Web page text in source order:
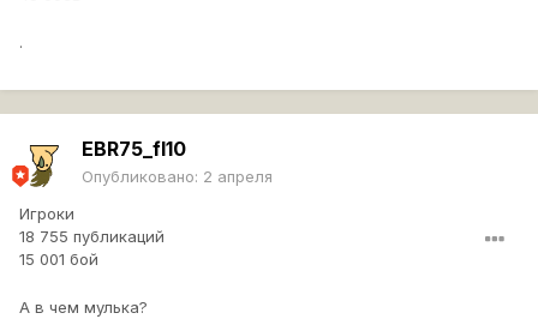
.
EBR75_fl10
Опубликовано: 2 апреля
Игроки
18 755 публикаций
15 001 бой
А в чем мулька?